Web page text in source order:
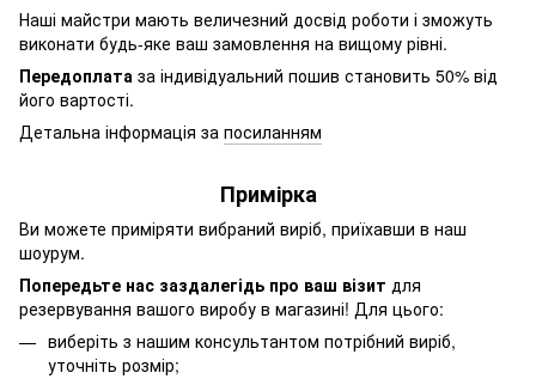
Наші майстри мають величезний досвід роботи і зможуть
виконати будь-яке ваш замовлення на вищому рівні.
Передоплата за індивідуальний пошив становить 50% від
його вартості.
Детальна інформація за посиланням
Примірка
Ви можете приміряти вибраний виріб, приїхавши в наш
шоурум.
Попередьте нас заздалегідь про ваш візит для
резервування вашого виробу в магазині! Для цього:
виберіть з нашим консультантом потрібний виріб,
уточніть розмір;